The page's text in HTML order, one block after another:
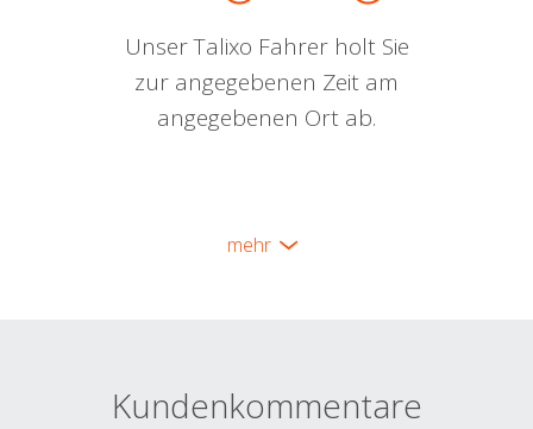
Unser Talixo Fahrer holt Sie
zur angegebenen Zeit am
angegebenen Ort ab.
mehr
Kundenkommentare